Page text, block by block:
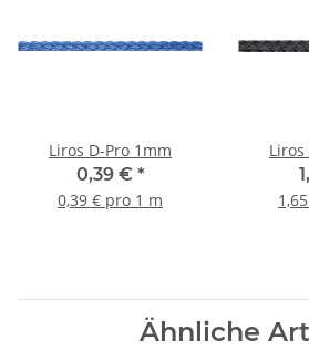
Liros D-Pro 1mm
0,39 € *
0,39 € pro 1 m
Liros
Ähnliche